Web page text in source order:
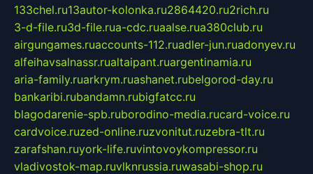
133chel.ru13autor-kolonka.ru2864420.ru2rich.ru
3-d-file.ru3d-file.rua-cdc.ruaalse.rua380club.ru
airgungames.ruaccounts-112.ruadler-jun.ruadonyev.ru
alfeihavsalnassr.rualtaipant.ruargentinamia.ru
aria-family.ruarkrym.ruashanet.rubelgorod-day.ru
bankaribi.rubandamn.rubigfatcc.ru
blagodarenie-spb.ruborodino-media.rucard-voice.ru
cardvoice.ruzed-online.ruzvonitut.ruzebra-tlt.ru
zarafshan.ruyork-life.ruvintovoykompressor.ru
vladivostok-map.ruvlknrussia.ruwasabi-shop.ru